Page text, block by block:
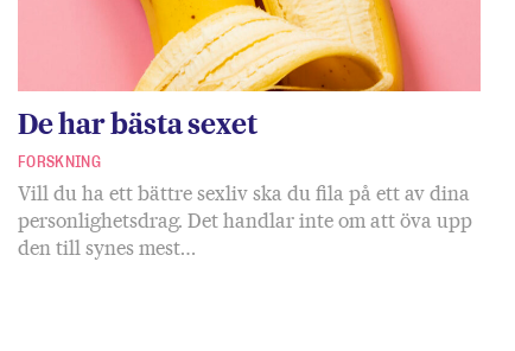
De har bästa sexet
FORSKNING
Vill du ha ett bättre sexliv ska du fila på ett av dina
personlighetsdrag. Det handlar inte om att öva upp
den till synes mest…